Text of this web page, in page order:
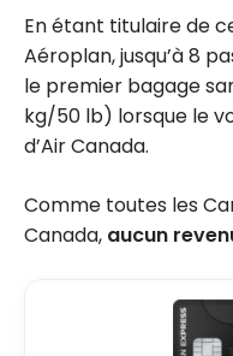
En étant titulaire de
Aéroplan, jusqu’à 8
le premier bagage
kg/50 lb) lorsque le
d’Air Canada.
Comme toutes les
Canada, aucun